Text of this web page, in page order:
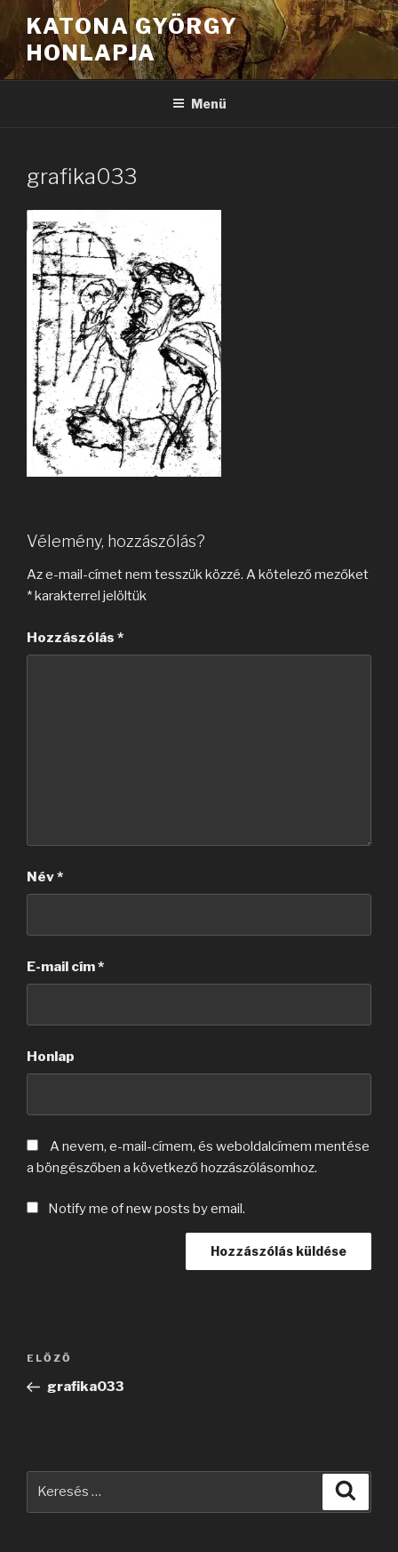
Tartalomhoz
KATONA GYÖRGY
HONLAPJA
Menü
grafika033
Vélemény, hozzászólás?
Az e-mail-címet nem tesszük közzé. A kötelező mezőket
*karakterrel jelöltük
Hozzászólás *
Név*
E-mail cím*
Honlap
A nevem, e-mail-címem, és weboldalcímem mentése
a böngészőben a következő hozzászólásomhoz.
Notify me of new posts by email.
Bejegyzés
Korábbi
bejegyzés
ELŐZŐ
grafika033